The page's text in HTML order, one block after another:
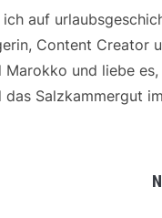
auf
Content Creator
und liebe
das Salzkammergut